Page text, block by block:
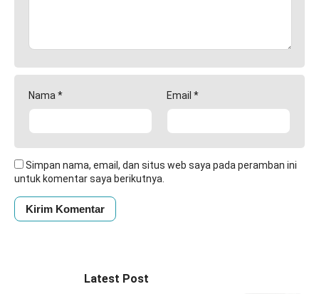
Nama * Email *
Simpan nama, email, dan situs web saya pada peramban ini
untuk komentar saya berikutnya.
Latest Post